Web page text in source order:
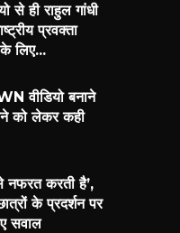
से ही राहुल गांधी
प्रवक्ता
लिए...
वीडियो बनाने
को लेकर कही
नफरत करती है’,
के प्रदर्शन पर
सवाल